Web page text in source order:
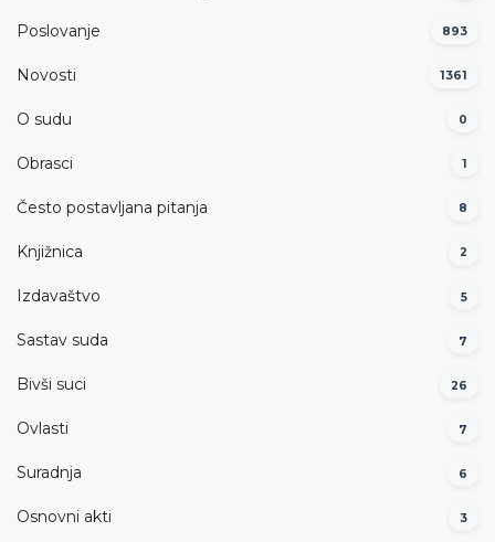
Poslovanje 893
Novosti 1361
O sudu 0
Obrasci 1
Često postavljana pitanja 8
Knjižnica 2
Izdavaštvo 5
Sastav suda 7
Bivši suci 26
Ovlasti 7
Suradnja 6
Osnovni akti 3